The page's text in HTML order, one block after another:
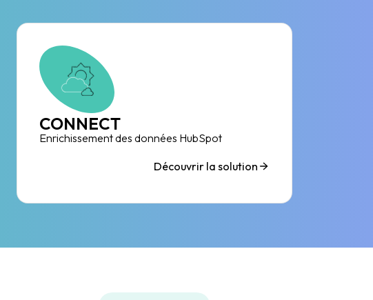
CONNECT
Enrichissement des données HubSpot
Découvrir la solution